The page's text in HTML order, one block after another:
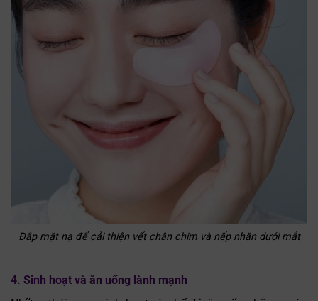
Đắp mặt nạ để cải thiện vết chân chim và nếp nhăn dưới mắt
4. Sinh hoạt và ăn uống lành mạnh